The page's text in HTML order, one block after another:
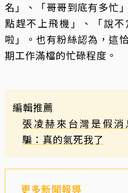
名」、「哥哥到底有多忙
點趕不上飛機」、「說
啦」。也有粉絲認為，這
期工作滿檔的忙碌程度。
編輯推薦
張凌赫來台灣是假
騙：真的氣死我了
更多新聞報導